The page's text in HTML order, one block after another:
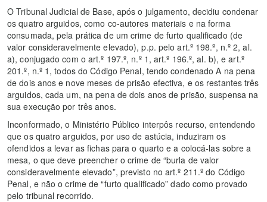
O Tribunal Judicial de Base, após o julgamento, decidiu condenar
os quatro arguidos, como co-autores materiais e na forma
consumada, pela prática de um crime de furto qualificado (de
valor consideravelmente elevado), p.p. pelo art.º 198.º, n.º 2, al.
a), conjugado com o art.º 197.º, n.º 1, art.º 196.º, al. b), e art.º
201.º, n.º 1, todos do Código Penal, tendo condenado A na pena
de dois anos e nove meses de prisão efectiva, e os restantes três
arguidos, cada um, na pena de dois anos de prisão, suspensa na
sua execução por três anos.
Inconformado, o Ministério Público interpôs recurso, entendendo
que os quatro arguidos, por uso de astúcia, induziram os
ofendidos a levar as fichas para o quarto e a colocá-las sobre a
mesa, o que deve preencher o crime de “burla de valor
consideravelmente elevado”, previsto no art.º 211.º do Código
Penal, e não o crime de “furto qualificado” dado como provado
pelo tribunal recorrido.